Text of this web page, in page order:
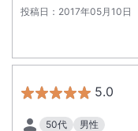
投稿日： 2017年05月10日
5.0
50代
男性